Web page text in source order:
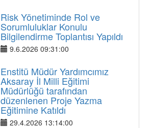
Risk Yönetiminde Rol ve
Sorumluluklar Konulu
Bilgilendirme Toplantısı Yapıldı
9.6.2026 09:31:00
Enstitü Müdür Yardımcımız
Aksaray İl Milli Eğitimi
Müdürlüğü tarafından
düzenlenen Proje Yazma
Eğitimine Katıldı
29.4.2026 13:14:00